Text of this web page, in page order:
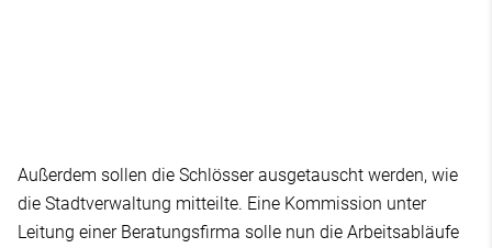
Außerdem sollen die Schlösser ausgetauscht werden, wie
die Stadtverwaltung mitteilte. Eine Kommission unter
Leitung einer Beratungsfirma solle nun die Arbeitsabläufe